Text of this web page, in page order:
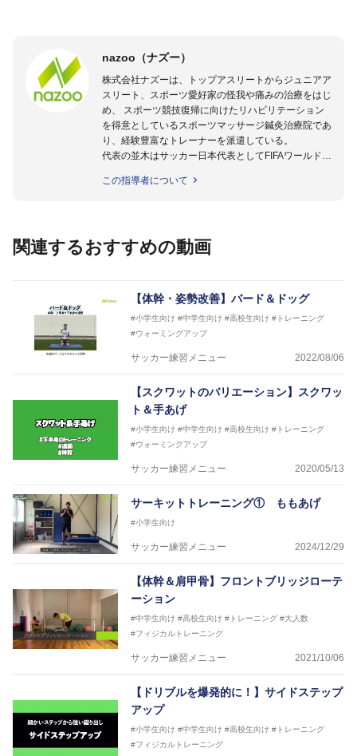
nazoo（ナズー）
株式会社ナズーは、トップアスリートからジュニアア
スリート、スポーツ愛好家の怪我や痛みの治療をはじ
め、 スポーツ競技復帰に向けたリハビリテーション
を得意としているスポーツマッサージ鍼灸治療院であ
り、経験豊富なトレーナーを派遣している。
代表の並木はサッカー日本代表としてFIFAワールドカ
のほかU-23日本代表のアスレティックトレーナーと
世代のサッカーを中心に、WJBL、社会人ラグビー、
を派遣している。
さらには講演会やセミナー、専門学校などの教育機関
に講師を派遣するなど後進育成にも力を入れている。
「一人一人の健康な人生をサポートする」を企業理念
として掲げ、世の中の人々の『健康』をあらゆる方向
生きと」生きる、そんな『健康な人生』をサポートし
ている。
この指導者について
関連するおすすめの動画
【体幹・姿勢改善】バード＆ドッグ
#小学生向け #中学生向け #高校生向け #トレーニング
#ウォーミングアップ
サッカー練習メニュー 2022/08/06
【スクワットのバリエーション】スクワッ
ト＆手あげ
#小学生向け #中学生向け #高校生向け #トレーニング
#ウォーミングアップ
サッカー練習メニュー 2020/05/13
サーキットトレーニング① ももあげ
#小学生向け
サッカー練習メニュー 2024/12/29
【体幹＆肩甲骨】フロントブリッジローテ
ーション
#中学生向け #高校生向け #トレーニング #大人数
#フィジカルトレーニング
サッカー練習メニュー 2021/10/06
【ドリブルを爆発的に！】サイドステップ
アップ
#小学生向け #中学生向け #高校生向け #トレーニング
#フィジカルトレーニング